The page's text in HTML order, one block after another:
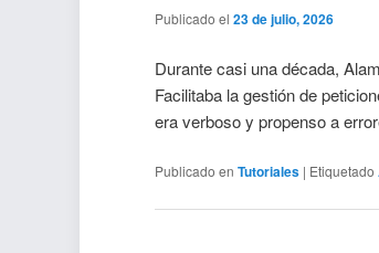
Publicado el23 de julio, 2026
Durante casi una década,
Facilitaba la gestión de
era verboso y propenso a
Publicado en Tutoriales | Etiquetado